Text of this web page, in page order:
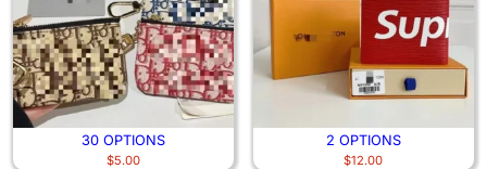
30 OPTIONS
$5.00
2 OPTIONS
$12.00